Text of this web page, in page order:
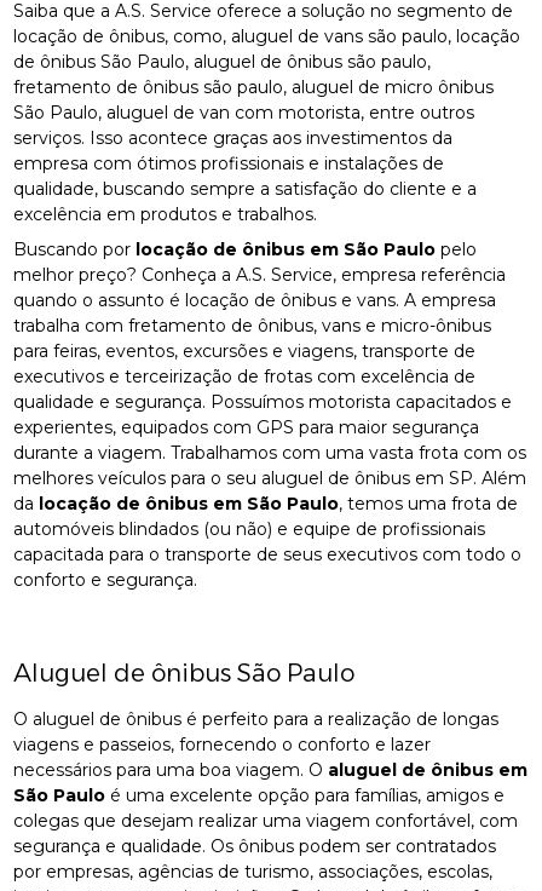
Saiba que a A.S. Service oferece a solução no segmento de
locação de ônibus, como, aluguel de vans são paulo, locação
de ônibus São Paulo, aluguel de ônibus são paulo,
fretamento de ônibus são paulo, aluguel de micro ônibus
São Paulo, aluguel de van com motorista, entre outros
serviços. Isso acontece graças aos investimentos da
empresa com ótimos profissionais e instalações de
qualidade, buscando sempre a satisfação do cliente e a
excelência em produtos e trabalhos.
Buscando por locação de ônibus em São Paulo pelo
melhor preço? Conheça a A.S. Service, empresa referência
quando o assunto é locação de ônibus e vans. A empresa
trabalha com fretamento de ônibus, vans e micro-ônibus
para feiras, eventos, excursões e viagens, transporte de
executivos e terceirização de frotas com excelência de
qualidade e segurança. Possuímos motorista capacitados e
experientes, equipados com GPS para maior segurança
durante a viagem. Trabalhamos com uma vasta frota com os
melhores veículos para o seu aluguel de ônibus em SP. Além
da locação de ônibus em São Paulo, temos uma frota de
automóveis blindados (ou não) e equipe de profissionais
capacitada para o transporte de seus executivos com todo o
conforto e segurança.
Aluguel de ônibus São Paulo
O aluguel de ônibus é perfeito para a realização de longas
viagens e passeios, fornecendo o conforto e lazer
necessários para uma boa viagem. O aluguel de ônibus em
São Paulo é uma excelente opção para famílias, amigos e
colegas que desejam realizar uma viagem confortável, com
segurança e qualidade. Os ônibus podem ser contratados
por empresas, agências de turismo, associações, escolas,